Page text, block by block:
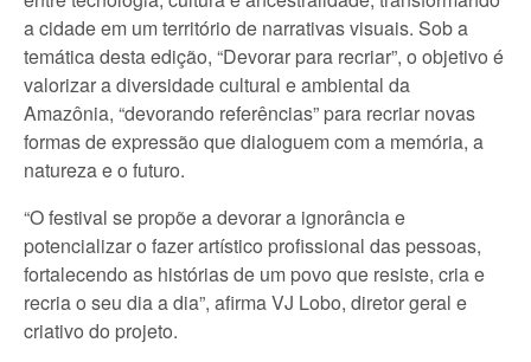
a cidade em um território de narrativas visuais. Sob a
temática desta edição, “Devorar para recriar”, o objetivo é
valorizar a diversidade cultural e ambiental da
Amazônia, “devorando referências” para recriar novas
formas de expressão que dialoguem com a memória, a
natureza e o futuro.
“O festival se propõe a devorar a ignorância e
potencializar o fazer artístico profissional das pessoas,
fortalecendo as histórias de um povo que resiste, cria e
recria o seu dia a dia”, afirma VJ Lobo, diretor geral e
criativo do projeto.